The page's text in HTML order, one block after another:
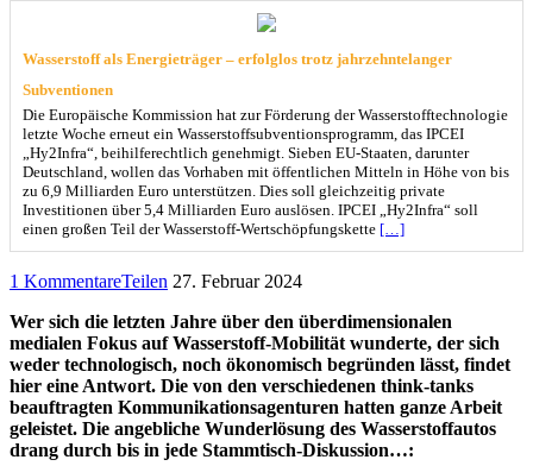
Wasserstoff als Energieträger – erfolglos trotz jahrzehntelanger
Subventionen
Die Europäische Kommission hat zur Förderung der Wasserstofftechnologie
letzte Woche erneut ein Wasserstoffsubventionsprogramm, das IPCEI
„Hy2Infra“, beihilferechtlich genehmigt. Sieben EU-Staaten, darunter
Deutschland, wollen das Vorhaben mit öffentlichen Mitteln in Höhe von bis
zu 6,9 Milliarden Euro unterstützen. Dies soll gleichzeitig private
Investitionen über 5,4 Milliarden Euro auslösen. IPCEI „Hy2Infra“ soll
einen großen Teil der Wasserstoff-Wertschöpfungskette […]
1 KommentareTeilen 27. Februar 2024
Wer sich die letzten Jahre über den überdimensionalen
medialen Fokus auf Wasserstoff-Mobilität wunderte, der sich
weder technologisch, noch ökonomisch begründen lässt, findet
hier eine Antwort. Die von den verschiedenen think-tanks
beauftragten Kommunikationsagenturen hatten ganze Arbeit
geleistet. Die angebliche Wunderlösung des Wasserstoffautos
drang durch bis in jede Stammtisch-Diskussion…: